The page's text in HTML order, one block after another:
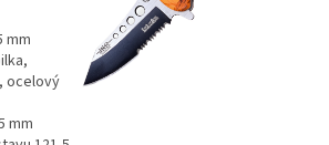
mm
ocelový
mm